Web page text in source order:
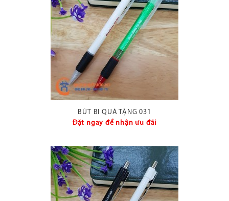
BÚT BI QUÀ TẶNG 031
Đặt ngay để nhận ưu đãi